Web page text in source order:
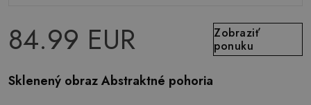
84.99 EUR
Zobraziť
ponuku
Sklenený obraz Abstraktné pohoria